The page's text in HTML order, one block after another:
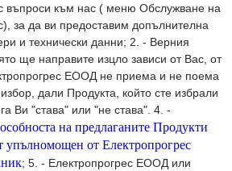
въпроси към нас ( меню Обслужване на
за да ви предоставим допълнителна
и технически данни; 2. - Верния
ще направите изцло зависи от Вас, от
ЕООД не приема и не поема
дали Продукта, който сте избрали
Ви "става" или "не става". 4. -
на предлаганите Продукти
упълномощен от Електропрогрес
; 5. - Електропрогрес ЕООД или